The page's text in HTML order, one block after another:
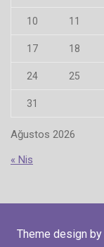
Ağustos 2026
10 11
17 18
24 25
31
« Nis
Theme design by